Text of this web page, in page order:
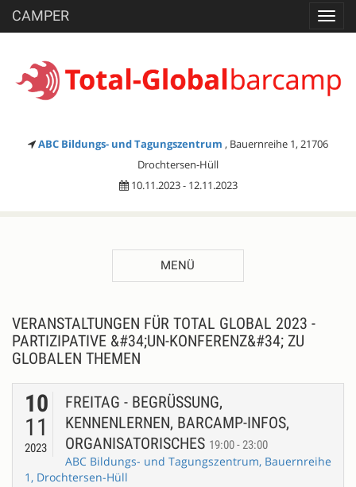
CAMPER
ABC Bildungs- und Tagungszentrum , Bauernreihe 1, 21706
Drochtersen-Hüll
10.11.2023 - 12.11.2023
MENÜ
VERANSTALTUNGEN FÜR TOTAL GLOBAL 2023 -
PARTIZIPATIVE &#34;UN-KONFERENZ&#34; ZU
GLOBALEN THEMEN
10
11
2023
FREITAG - BEGRÜSSUNG, K
ENNENLERNEN, BARCAMP-INFOS, O
RGANISATORISCHES 19:00 - 23:00
ABC Bildungs- und Tagungszentrum, Bauernreihe
1, Drochtersen-Hüll